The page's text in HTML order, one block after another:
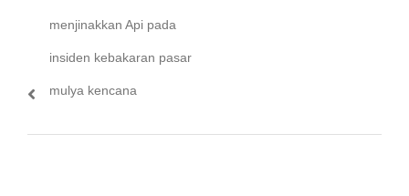
menjinakkan Api pada
insiden kebakaran pasar
mulya kencana